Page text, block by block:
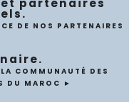
DE NOS PARTENAIRES
COMMUNAUTÉ DES
DU MAROC ►